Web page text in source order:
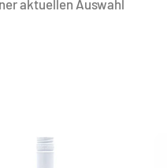
aktuellen Auswahl